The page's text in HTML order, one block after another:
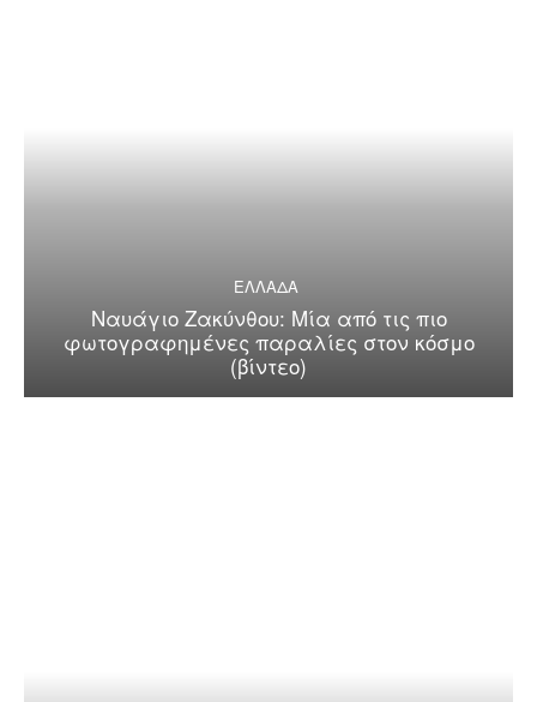
ΕΛΛΑΔΑ
Ναυάγιο Ζακύνθου: Μία από τις πιο
φωτογραφημένες παραλίες στον κόσμο
(βίντεο)